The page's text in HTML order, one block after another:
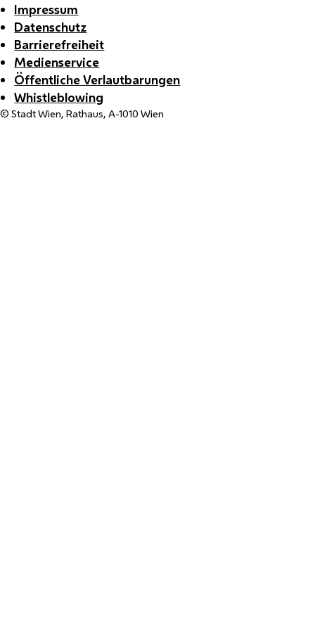
Impressum
Datenschutz
Barrierefreiheit
Medienservice
Öffentliche Verlautbarungen
Whistleblowing
© Stadt Wien, Rathaus, A-1010 Wien